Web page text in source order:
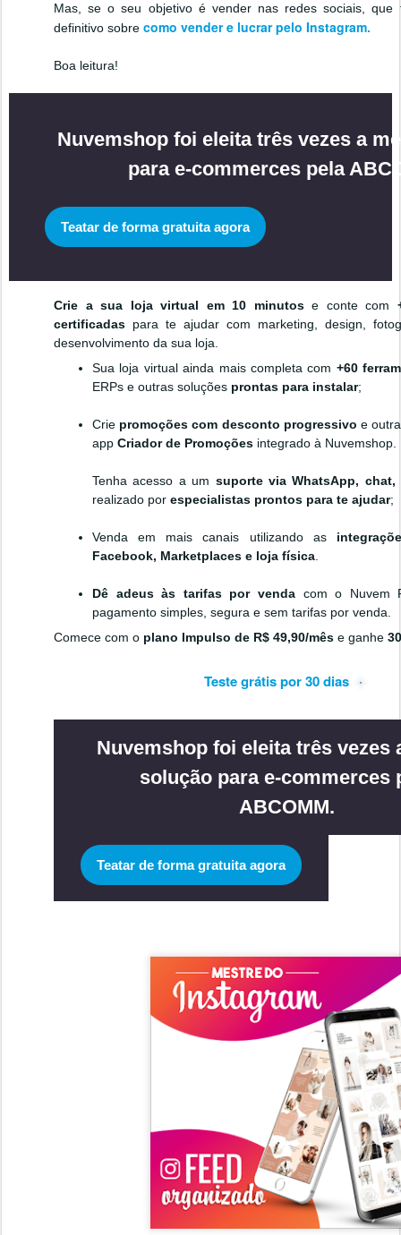
Mas, se o seu objetivo é vender nas redes sociais, que
definitivo sobre como vender e lucrar pelo Instagram.
Boa leitura!
Nuvemshop foi eleita três vezes a
para e-commerces pela
Teatar de forma gratuita agora
Crie a sua loja virtual em 10 minutos e conte com
certificadas para te ajudar com marketing, design,
desenvolvimento da sua loja.
Sua loja virtual ainda mais completa com +60
ERPs e outras soluções prontas para instalar;
Crie promoções com desconto progressivo e
app Criador de Promoções integrado à Nuvemshop.
Tenha acesso a um suporte via WhatsApp,
realizado por especialistas prontos para te ajudar;
Venda em mais canais utilizando as
Facebook, Marketplaces e loja física.
Dê adeus às tarifas por vendacom o Nuvem
pagamento simples, segura e sem tarifas por venda.
Comece com o plano Impulso de R$ 49,90/mês e ganhe
Teste grátis por 30 dias
Nuvemshop foi eleita três vezes
solução para e-commerces
ABCOMM.
Teatar de forma gratuita agora